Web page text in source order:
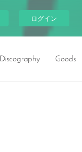
ログイン
Discography Goods